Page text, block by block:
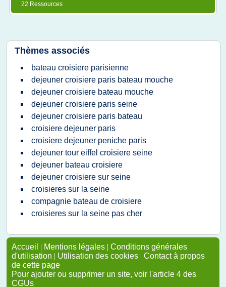
22 Ressources
Thèmes associés
bateau croisiere parisienne
dejeuner croisiere paris bateau mouche
dejeuner croisiere bateau mouche
dejeuner croisiere paris seine
dejeuner croisiere paris bateau
croisiere dejeuner paris
croisiere dejeuner peniche paris
dejeuner tour eiffel croisiere seine
dejeuner bateau croisiere
dejeuner croisiere sur seine
croisieres sur la seine
compagnie bateau de croisiere
croisieres sur la seine pas cher
Accueil | Mentions légales | Conditions générales
d'utilisation | Utilisation des cookies | Contact à propos
de cette page
Pour ajouter ou supprimer un site, voir l'article 4 des
CGUs